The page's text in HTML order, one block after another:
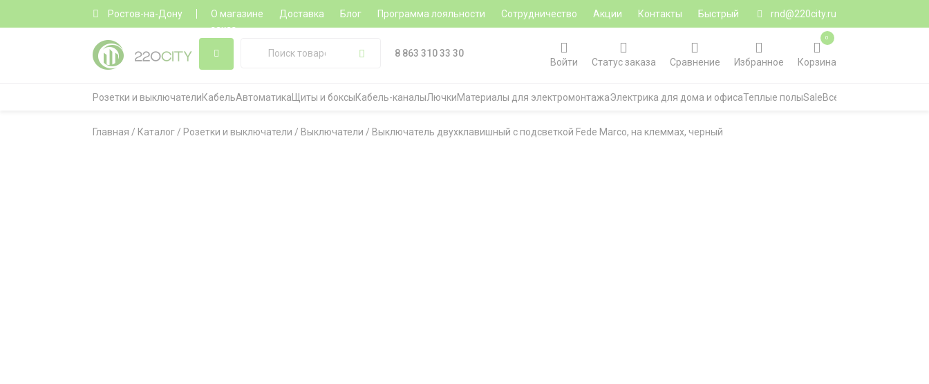
Ростов-на-Дону О магазине Доставка Блог Программа лояльности Сотрудничество Акции Контакты
Быстрый
заказ
rnd@220city.ru
8 863 310 33 30
Войти
Статус заказа Сравнение Избранное Корзина
0
Розетки и выключателиКабельАвтоматика Щиты и боксыКабель-каналыЛючкиМатериалы для электромонтажаЭлектрика для дома и офисаТеплые полыSaleВсе категории
Главная / Каталог / Розетки и выключатели / Выключатели / Выключатель двухклавишный с подсветкой Fede Marco, на клеммах, черный